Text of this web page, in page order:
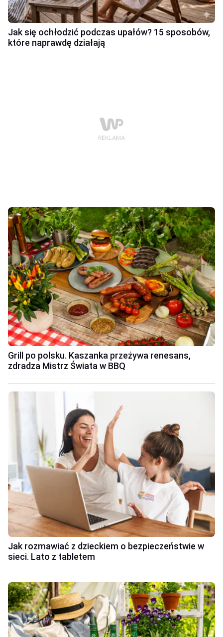
Jak się ochłodzić podczas upałów? 15 sposobów,
które naprawdę działają
Grill po polsku. Kaszanka przeżywa renesans,
zdradza Mistrz Świata w BBQ
Jak rozmawiać z dzieckiem o bezpieczeństwie w
sieci. Lato z tabletem